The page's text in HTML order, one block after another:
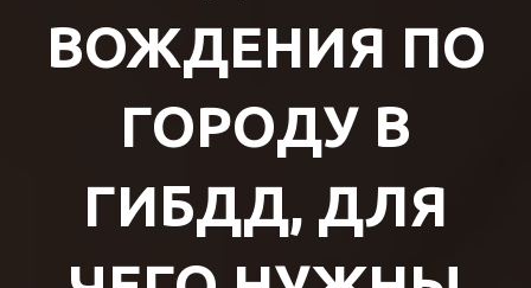
ВОЖДЕНИЯ ПО
ГОРОДУ В
ГИБДД, ДЛЯ